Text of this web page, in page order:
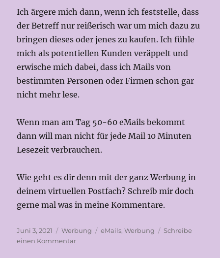
Ich ärgere mich dann, wenn ich feststelle, dass
der Betreff nur reißerisch war um mich dazu zu
bringen dieses oder jenes zu kaufen. Ich fühle
mich als potentiellen Kunden veräppelt und
erwische mich dabei, dass ich Mails von
bestimmten Personen oder Firmen schon gar
nicht mehr lese.
Wenn man am Tag 50-60 eMails bekommt
dann will man nicht für jede Mail 10 Minuten
Lesezeit verbrauchen.
Wie geht es dir denn mit der ganz Werbung in
deinem virtuellen Postfach? Schreib mir doch
gerne mal was in meine Kommentare.
Veröffentlicht
am
Juni 3, 2021 Kategorien
Werbung Schlagwörter
eMails,Werbung
Schreibe
einen Kommentarzu